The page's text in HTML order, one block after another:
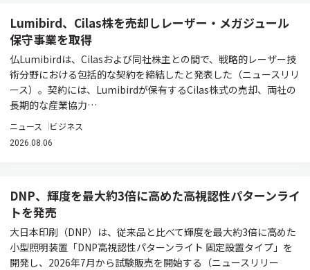
Lumibird、Cilas株を売却しレーザー・メガジュール
保守事業を取得
仏Lumibirdは、Cilasおよび同社株主との間で、戦略的レーザー技
術分野における包括的な契約を締結したと発表した（ニュースリリ
ース）。契約には、Lumibirdが保有するCilas株式の売却、両社の
長期的な産業協力…
ニュース ビジネス
2026.08.06
DNP、輝度を最大約3倍に高めた高視認性パターンライ
トを発売
大日本印刷（DNP）は、従来品と比べて輝度を最大約3倍に高めた
小型照明装置「DNP高視認性パターンライト 固定設置タイプ」を
開発し、2026年7月から試験販売を開始する（ニュースリリー